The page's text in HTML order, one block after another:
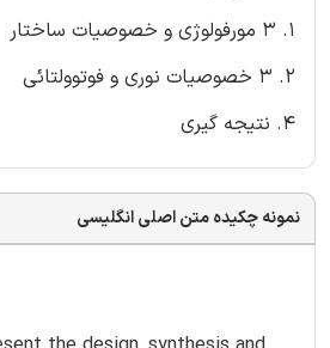
1. 3 مورفولوژی و خصوصیات ساختار
2. 3 خصوصیات نوری و فوتوولتائی
4. نتیجه گیری
نمونه چکیده متن اصلی انگلیسی